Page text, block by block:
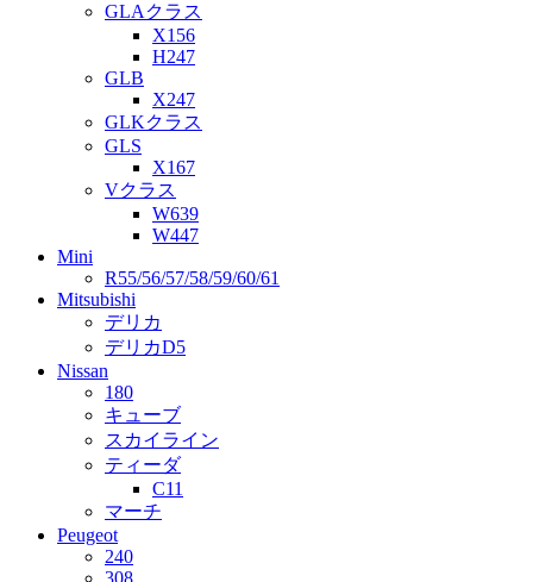
GLAクラス
X156
H247
GLB
X247
GLKクラス
GLS
X167
Vクラス
W639
W447
Mini
R55/56/57/58/59/60/61
Mitsubishi
デリカ
デリカD5
Nissan
180
キューブ
スカイライン
ティーダ
C11
マーチ
Peugeot
240
308